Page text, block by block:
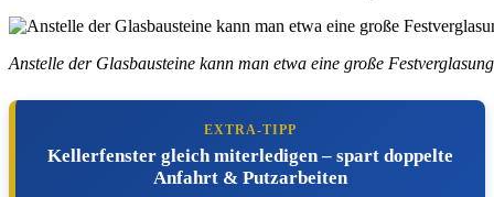
Anstelle der Glasbausteine kann man etwa eine große
EXTRA-TIPP
Kellerfenster gleich miterledigen – spart doppelte
Anfahrt & Putzarbeiten